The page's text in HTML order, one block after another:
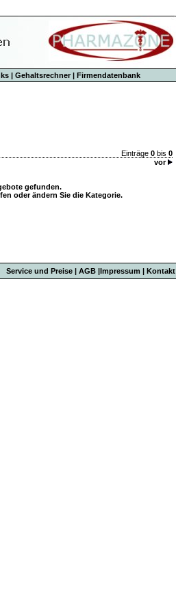
| Gehaltsrechner| Firmendatenbank
Einträge 0 bis 0
vor
gefunden.
oder ändern Sie die Kategorie.
Service und Preise | AGB |Impressum | Kontakt